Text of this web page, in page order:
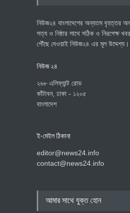
নিউজ২৪ বাংলাদেশের অন্যতম বৃহত্তর
সত্য ও নিষ্ঠার সাথে সঠিক ও নিরপেক্ষ
পৌঁছে দেওয়াই নিউজ২৪ এর মূল উদ্দেশ্য।
নিউজ ২৪
২৬৮ এলিফ্যান্ট রোড
কাঁটাবন, ঢাকা - ১২০৫
বাংলাদেশ
ই-মেইল ঠিকানা
editor@news24.info
contact@news24.info
আমার সাথে যুক্ত হোন